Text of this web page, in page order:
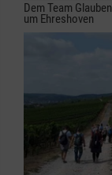
Dem Team
um Ehreshoven